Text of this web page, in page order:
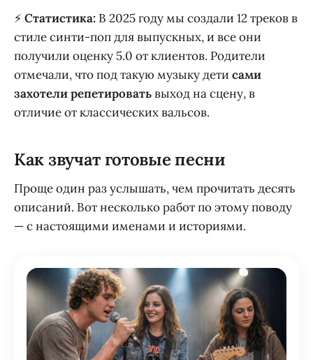
⚡ Статистика: В 2025 году мы создали 12 треков в
стиле синти-поп для выпускных, и все они
получили оценку 5.0 от клиентов. Родители
отмечали, что под такую музыку дети сами
захотели репетироватьвыход на сцену, в
отличие от классических вальсов.
Как звучат готовые песни
Проще один раз услышать, чем прочитать десять
описаний. Вот несколько работ по этому поводу
— с настоящими именами и историями.